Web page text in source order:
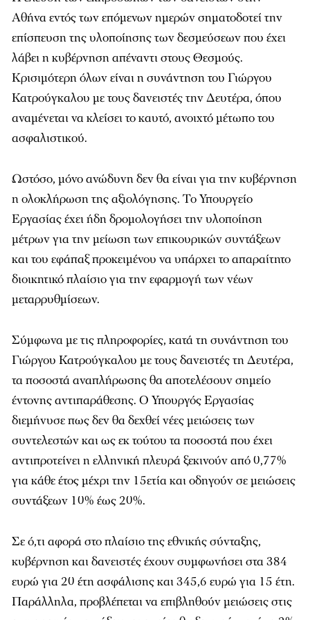
Αθήνα εντός των επόμενων ημερών σηματοδοτεί την
επίσπευση της υλοποίησης των δεσμεύσεων που έχει
λάβει η κυβέρνηση απέναντι στους Θεσμούς.
Κρισιμότερη όλων είναι η συνάντηση του Γιώργου
Κατρούγκαλου με τους δανειστές την Δευτέρα, όπου
αναμένεται να κλείσει το καυτό, ανοιχτό μέτωπο του
ασφαλιστικού.
Ωστόσο, μόνο ανώδυνη δεν θα είναι για την κυβέρνηση
η ολοκλήρωση της αξιολόγησης. Το Υπουργείο
Εργασίας έχει ήδη δρομολογήσει την υλοποίηση
μέτρων για την μείωση των επικουρικών συντάξεων
και του εφάπαξ προκειμένου να υπάρχει το απαραίτητο
διοικητικό πλαίσιο για την εφαρμογή των νέων
μεταρρυθμίσεων.
Σύμφωνα με τις πληροφορίες, κατά τη συνάντηση του
Γιώργου Κατρούγκαλου με τους δανειστές τη Δευτέρα,
τα ποσοστά αναπλήρωσης θα αποτελέσουν σημείο
έντονης αντιπαράθεσης. Ο Υπουργός Εργασίας
διεμήνυσε πως δεν θα δεχθεί νέες μειώσεις των
συντελεστών και ως εκ τούτου τα ποσοστά που έχει
αντιπροτείνει η ελληνική πλευρά ξεκινούν από 0,77%
για κάθε έτος μέχρι την 15ετία και οδηγούν σε μειώσεις
συντάξεων 10% έως 20%.
Σε ό,τι αφορά στο πλαίσιο της εθνικής σύνταξης,
κυβέρνηση και δανειστές έχουν συμφωνήσει στα 384
ευρώ για 20 έτη ασφάλισης και 345,6 ευρώ για 15 έτη.
Παράλληλα, προβλέπεται να επιβληθούν μειώσεις στις